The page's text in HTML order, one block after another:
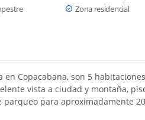
Zona residencial
Copacabana, son 5
vista a ciudad y montaña,
parqueo para aproximadamente 20